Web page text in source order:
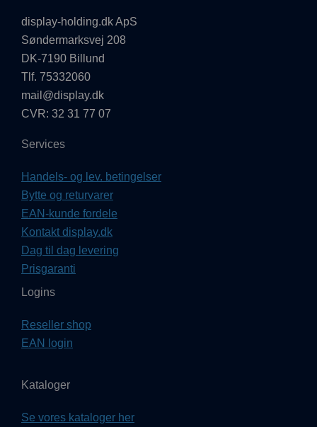
display-holding.dk ApS
Søndermarksvej 208
DK-7190 Billund
Tlf. 75332060
mail@display.dk
CVR: 32 31 77 07
Services
Handels- og lev. betingelser
Bytte og returvarer
EAN-kunde fordele
Kontakt display.dk
Dag til dag levering
Prisgaranti
Logins
Reseller shop
EAN login
Kataloger
Se vores kataloger her